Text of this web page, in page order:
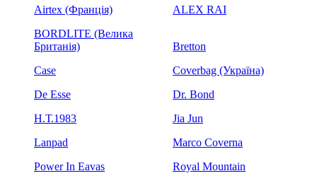
Airtex (Франція)
ALEX RAI
BORDLITE (Велика
Британія)
Bretton
Case
Coverbag (Україна)
De Esse
Dr. Bond
H.Т.1983
Jia Jun
Lanpad
Marco Coverna
Power In Eavas
Royal Mountain